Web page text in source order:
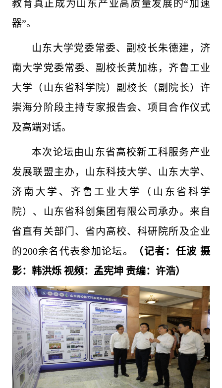
教育真正成为山东产业高质量发展的“加速
器”。
山东大学党委常委、副校长朱德建，济
南大学党委常委、副校长黄加栋，齐鲁工业
大学（山东省科学院）副校长（副院长）许
崇海分阶段主持专家报告会、项目合作仪式
及高端对话。
本次论坛由山东省高校新工科服务产业
发展联盟主办，山东科技大学、山东大学、
济南大学、齐鲁工业大学（山东省科学
院）、山东省科创集团有限公司承办。来自
省直有关部门、省内高校、科研院所及企业
的200余名代表参加论坛。
（记者：任波 摄
影：韩洪烁 视频：孟宪坤 责编：许浩）